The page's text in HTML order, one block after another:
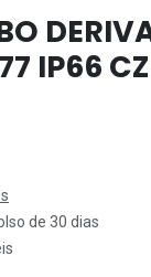
IP66
de 30 dias